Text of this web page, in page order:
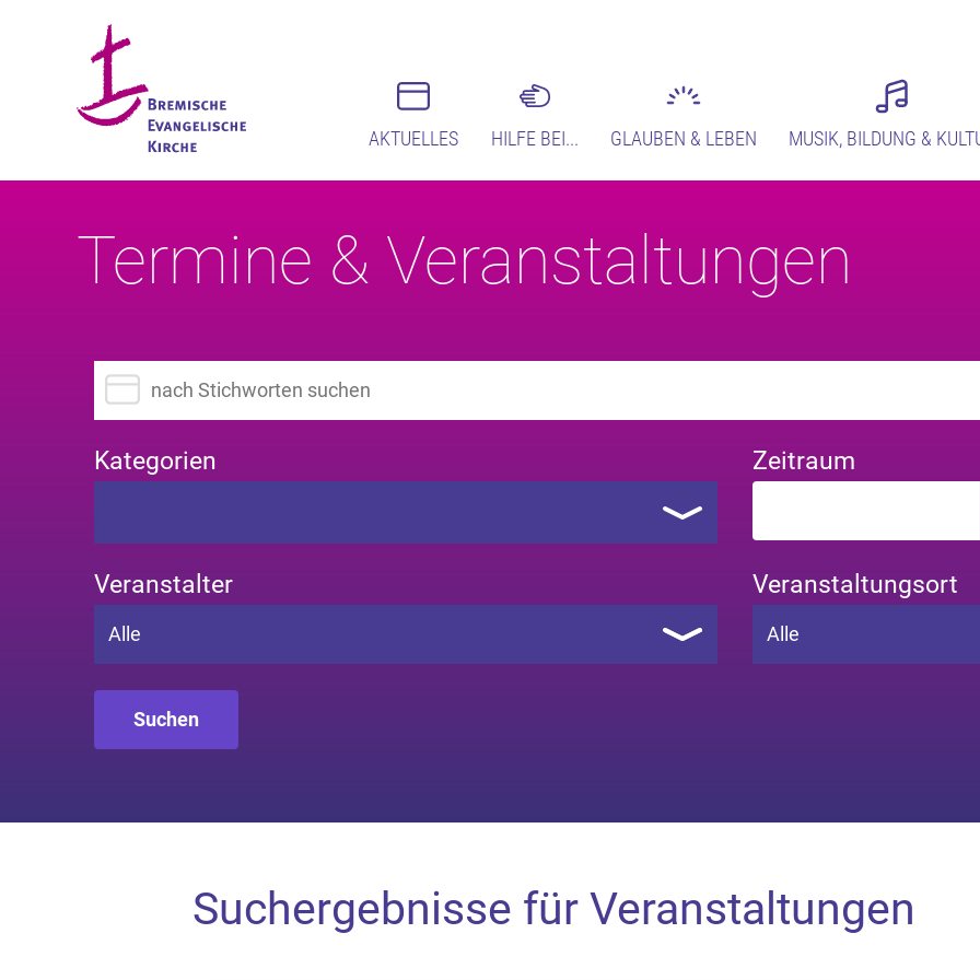
AKTUELLES HILFE BEI... GLAUBEN & LEBEN MUSIK, BILDUNG &
Termine & Veranstaltungen
Suchbegriff eingeben
Kategorien Zeitraum
Veranstalter
Alle
Veranstaltungsort
Alle
Suchergebnisse für Veranstaltungen